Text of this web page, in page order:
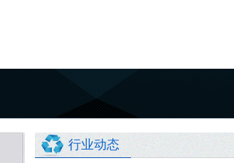
行业动态